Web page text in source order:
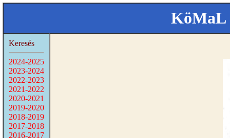
KöMaL
Keresés
2024-2025
2023-2024
2022-2023
2021-2022
2020-2021
2019-2020
2018-2019
2017-2018
2016-2017